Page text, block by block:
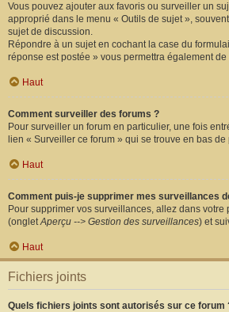
Vous pouvez ajouter aux favoris ou surveiller un
approprié dans le menu « Outils de sujet »,
sujet de discussion.
Répondre à un sujet en cochant la case du
réponse est postée » vous permettra également
Haut
Comment surveiller des forums ?
Pour surveiller un forum en particulier, une fois
lien « Surveiller ce forum » qui se trouve en bas de
Haut
Comment puis-je supprimer mes surveillances
Pour supprimer vos surveillances, allez dans votre
(ongletAperçu --> Gestion des surveillances) et
Haut
Fichiers joints
Quels fichiers joints sont autorisés sur ce forum